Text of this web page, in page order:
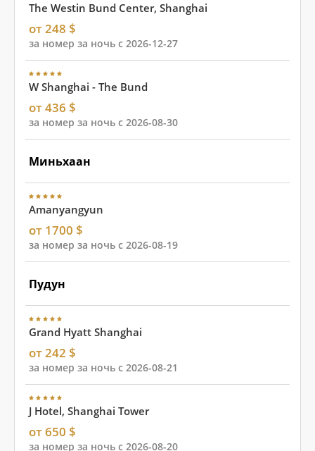
The Westin Bund Center, Shanghai
от 248 $
за номер за ночь с 2026-12-27
W Shanghai - The Bund
от 436 $
за номер за ночь с 2026-08-30
Миньхаан
Amanyangyun
от 1700 $
за номер за ночь с 2026-08-19
Пудун
Grand Hyatt Shanghai
от 242 $
за номер за ночь с 2026-08-21
J Hotel, Shanghai Tower
от 650 $
за номер за ночь с 2026-08-20